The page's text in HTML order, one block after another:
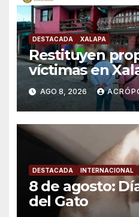
DESTACADA XALAPA
Restituyen
víctimas en
AGO 8, 2026
DESTACADA INTERNACIONAL
8 de agosto:
del Gato